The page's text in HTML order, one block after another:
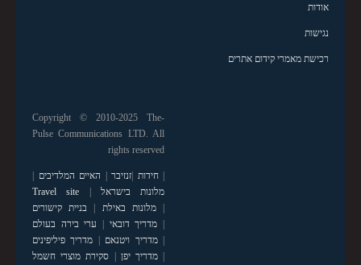
אודות
נגישות
רכישת מאמרי קידום אתרים
Copyright © 2010-2025 The-
Pulse Communications LTD. All
rights reserved
|חידות |זנזיבר | האיים המלדיבים |
מלונות בישראל |
Travel site
|מלונות באילת | בניית קישורים
| מדריך דובאי | ערי בירה בעולם
|מדריך ויטנאם | מדריך פיליפינים
|מדריך יפן | סקירת מוצרי חשמל